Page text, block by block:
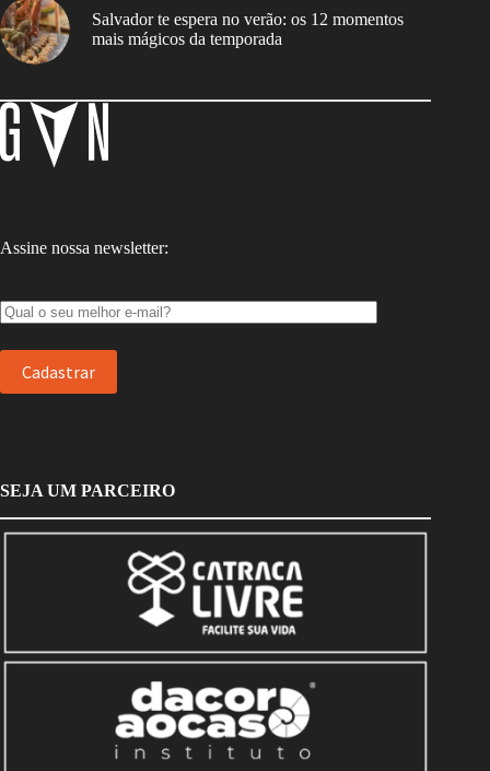
Salvador te espera no verão: os 12 momentos
mais mágicos da temporada
Assine nossa newsletter:
SEJA UM PARCEIRO